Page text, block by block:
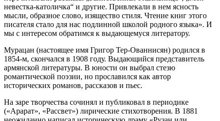
невестка-католичка“ и другие. Привлекали в нем ясность
мысли, образное слово, изящество стиля. Чтение книг этого
писателя стало для нас подлинной школой родного языка». И
мы с интересом обратимся к выдающемуся литератору.
Мурацан (настоящее имя Григор Тер-Ованнисян) родился в
1854-м, скончался в 1908 году. Выдающийся представитель
армянской литературы. В юности он выбрал стезю
романтической поэзии, но прославился как автор
исторических романов, рассказов и пьес.
На заре творчества сочинял и публиковал в периодике
(«Арарат», «Рассвет») лирические стихотворения. В 1881